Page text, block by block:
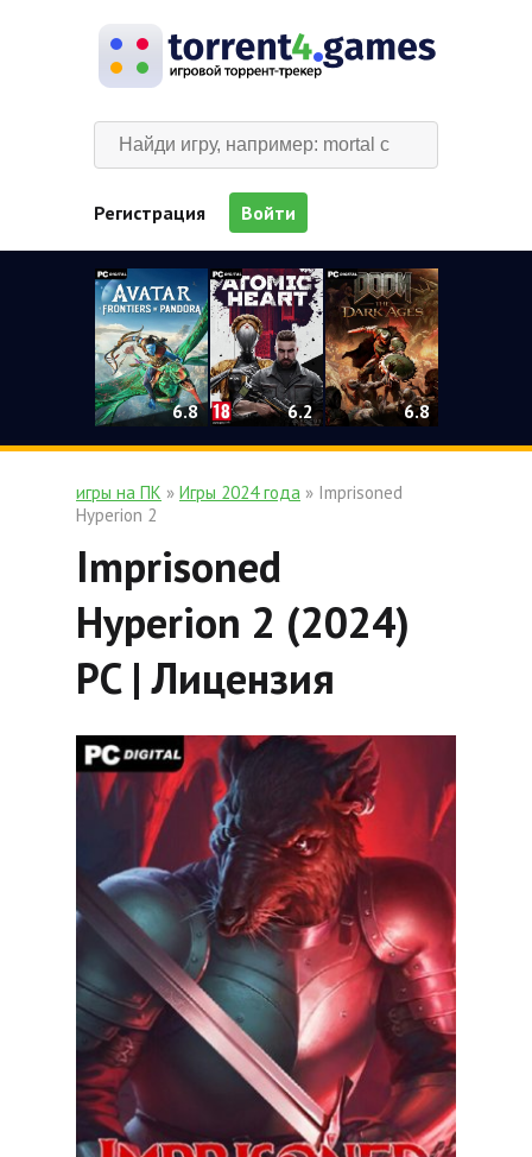
Регистрация Войти
6.8 6.2 6.8
игры на ПК » Игры 2024 года » Imprisoned
Hyperion 2
Imprisoned
Hyperion 2 (2024)
PC | Лицензия